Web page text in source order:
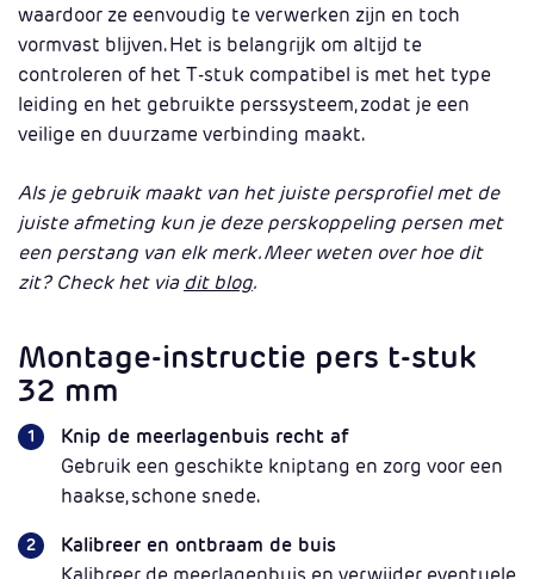
waardoor ze eenvoudig te verwerken zijn en toch
vormvast blijven. Het is belangrijk om altijd te
controleren of het T-stuk compatibel is met het type
leiding en het gebruikte perssysteem, zodat je een
veilige en duurzame verbinding maakt.
Als je gebruik maakt van het juiste persprofiel met de
juiste afmeting kun je deze perskoppeling persen met
een perstang van elk merk. Meer weten over hoe dit
zit? Check het viadit blog.
Montage-instructie pers t-stuk
32 mm
Knip de meerlagenbuis recht af
Gebruik een geschikte kniptang en zorg voor een
haakse, schone snede.
Kalibreer en ontbraam de buis